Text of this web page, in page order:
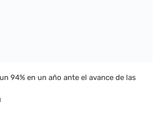
94% en un año ante el avance de las